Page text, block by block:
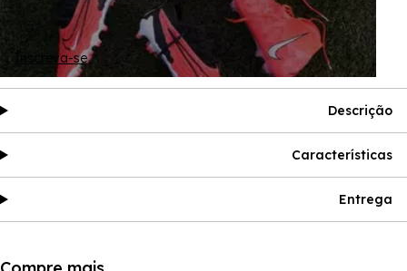
Inscreva-se
Descrição
Características
Entrega